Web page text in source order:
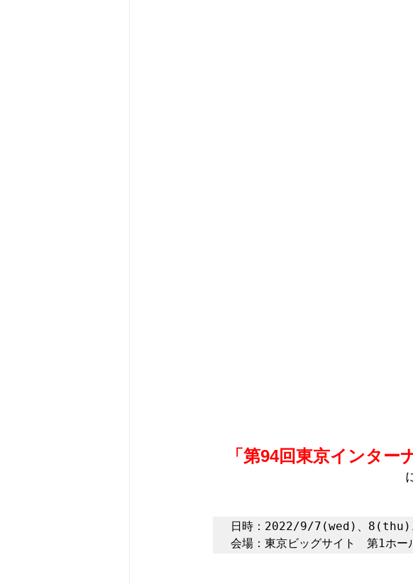
「第94回東京インター
日時：2022/9/7(wed)、
会場：東京ビッグサイト　第1ホ